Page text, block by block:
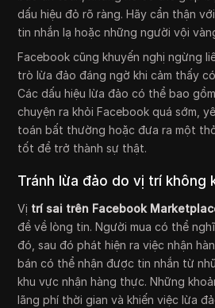
dấu hiệu đỏ rõ ràng. Hãy cẩn thận
tin nhắn lạ hoặc những người vội
Facebook cũng khuyến nghị ngừng
trò lừa đảo đáng ngờ khi cảm thấy
Các dấu hiệu lừa đảo có thể bao
chuyện ra khỏi Facebook quá sớm,
toán bất thường hoặc đưa ra một
tốt để trở thành sự thật.
Tránh lừa đảo do vị trí không
Vị trí sai trên Facebook
đề về lòng tin. Người mua có thể
đó, sau đó phát hiện ra việc nhận
bán có thể nhận được tin nhắn từ
khu vực nhận hàng thực. Những
lãng phí thời gian và khiến việc lừa